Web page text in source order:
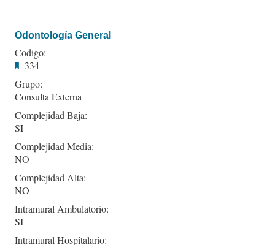
Odontología General
Codigo:
334
Grupo:
Consulta Externa
Complejidad Baja:
SI
Complejidad Media:
NO
Complejidad Alta:
NO
Intramural Ambulatorio:
SI
Intramural Hospitalario: